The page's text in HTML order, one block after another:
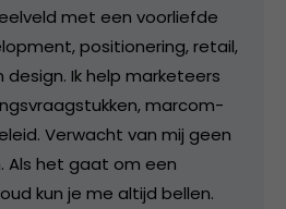
met een voorliefde
positionering, retail,
design. Ik help marketeers
marcom-
Verwacht van mij geen
Als het gaat om een
kun je me altijd bellen.